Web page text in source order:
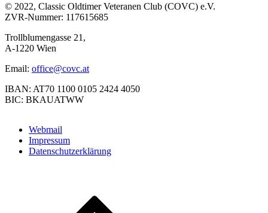
© 2022, Classic Oldtimer Veteranen Club (COVC) e.V.
ZVR-Nummer: 117615685
Trollblumengasse 21,
A-1220 Wien
Email: office@covc.at
IBAN: AT70 1100 0105 2424 4050
BIC: BKAUATWW
Webmail
Impressum
Datenschutzerklärung